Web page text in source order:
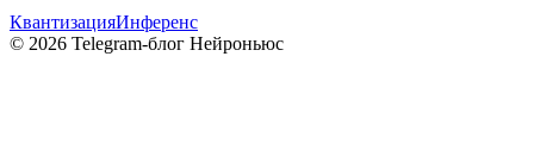
КвантизацияИнференс
© 2026 Telegram-блог Нейроньюс